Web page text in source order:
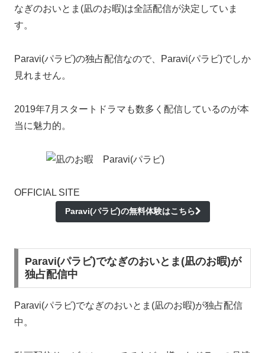
なぎのおいとま(凪のお暇)は全話配信が決定していま
す。
Paravi(パラビ)の独占配信なので、Paravi(パラビ)でしか
見れません。
2019年7月スタートドラマも数多く配信しているのが本
当に魅力的。
OFFICIAL SITE
Paravi(パラビ)の無料体験はこちら
Paravi(パラビ)でなぎのおいとま(凪のお暇)が
独占配信中
Paravi(パラビ)でなぎのおいとま(凪のお暇)が独占配信
中。